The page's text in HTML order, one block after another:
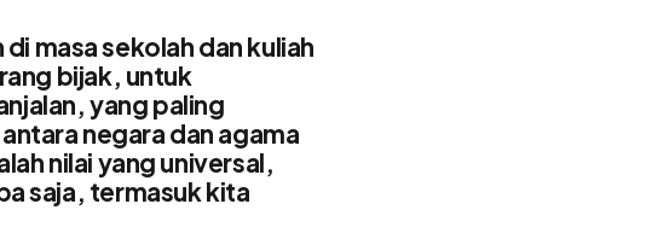
masa sekolah dan kuliah
bijak, untuk
yang paling
negara dan agama
nilai yang universal,
saja, termasuk kita